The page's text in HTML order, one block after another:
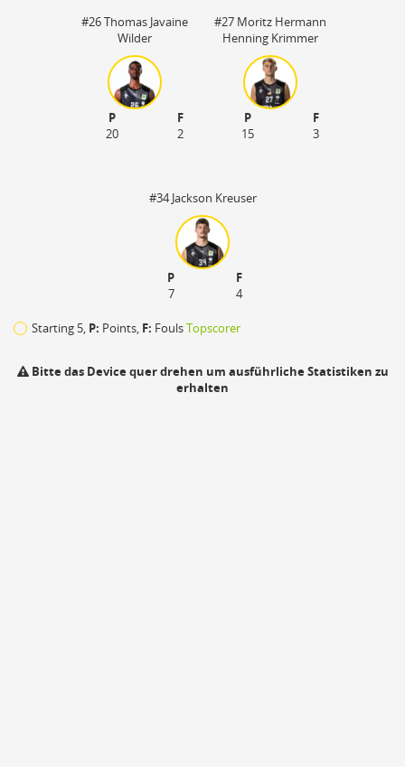
#26 Thomas Javaine
Wilder
P
F
20
2
#27 Moritz Hermann
Henning Krimmer
P
F
15
3
#34 Jackson Kreuser
P
F
7
4
Starting 5, P: Points, F: FoulsTopscorer
Bitte das Device quer drehen um ausführliche Statistiken zu
erhalten